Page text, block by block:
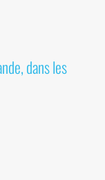
dans les